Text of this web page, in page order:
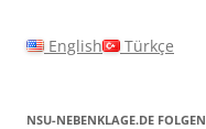
English Türkçe
NSU-NEBENKLAGE.DE FOLGEN